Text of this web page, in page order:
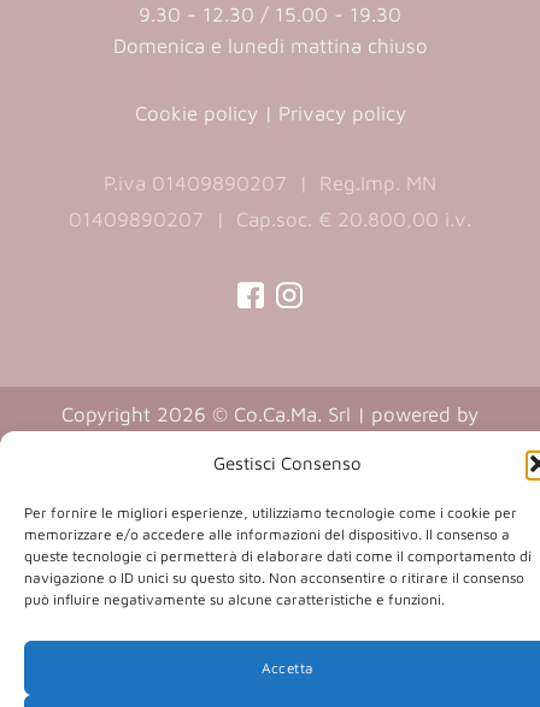
Gestisci Consenso
Per fornire le migliori esperienze, utilizziamo tecnologie come i cookie per
memorizzare e/o accedere alle informazioni del dispositivo. Il consenso a
queste tecnologie ci permetterà di elaborare dati come il comportamento di
navigazione o ID unici su questo sito. Non acconsentire o ritirare il consenso
può influire negativamente su alcune caratteristiche e funzioni.
Accetta
9.30 - 12.30 / 15.00 - 19.30
Domenica e lunedi mattina chiuso
Cookie policy | Privacy policy
P.iva 01409890207 | Reg.Imp. MN
01409890207 | Cap.soc. € 20.800,00 i.v.
a
new
tab)
a
new
tab)
Copyright 2026 © Co.Ca.Ma. Srl | powered by
in
a
new
tab)